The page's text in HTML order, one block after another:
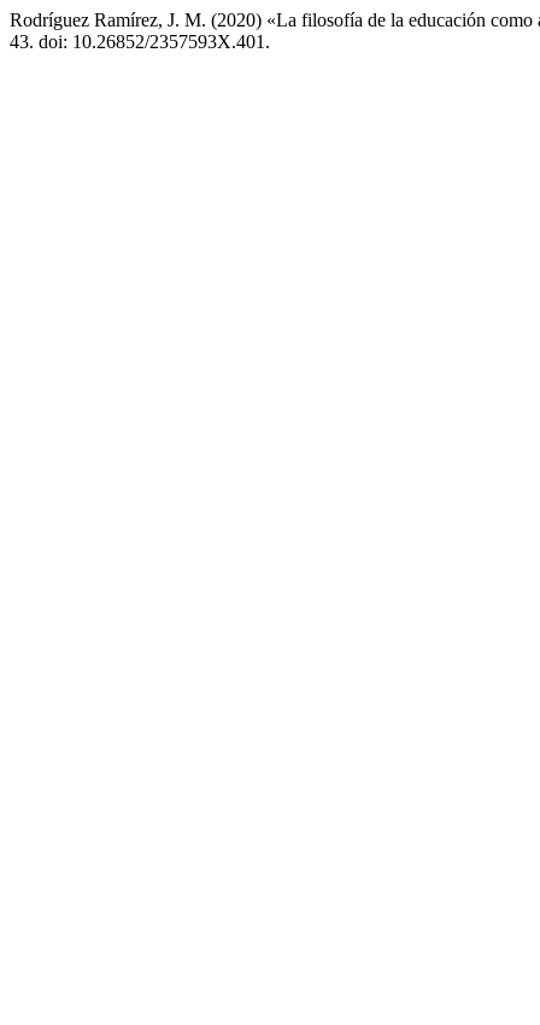
Rodríguez Ramírez, J. M. (2020) «La filosofía de la educación
43. doi: 10.26852/2357593X.401.